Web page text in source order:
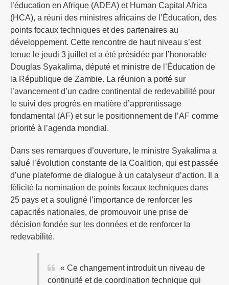
l’éducation en Afrique (ADEA) et Human Capital Africa
(HCA), a réuni des ministres africains de l’Éducation, des
points focaux techniques et des partenaires au
développement. Cette rencontre de haut niveau s’est
tenue le jeudi 3 juillet et a été présidée par l’honorable
Douglas Syakalima, député et ministre de l’Éducation de
la République de Zambie. La réunion a porté sur
l’avancement d’un cadre continental de redevabilité pour
le suivi des progrès en matière d’apprentissage
fondamental (AF) et sur le positionnement de l’AF comme
priorité à l’agenda mondial.
Dans ses remarques d’ouverture, le ministre Syakalima a
salué l’évolution constante de la Coalition, qui est passée
d’une plateforme de dialogue à un catalyseur d’action. Il a
félicité la nomination de points focaux techniques dans
25 pays et a souligné l’importance de renforcer les
capacités nationales, de promouvoir une prise de
décision fondée sur les données et de renforcer la
redevabilité.
« Ce changement introduit un niveau de
continuité et de coordination technique qui